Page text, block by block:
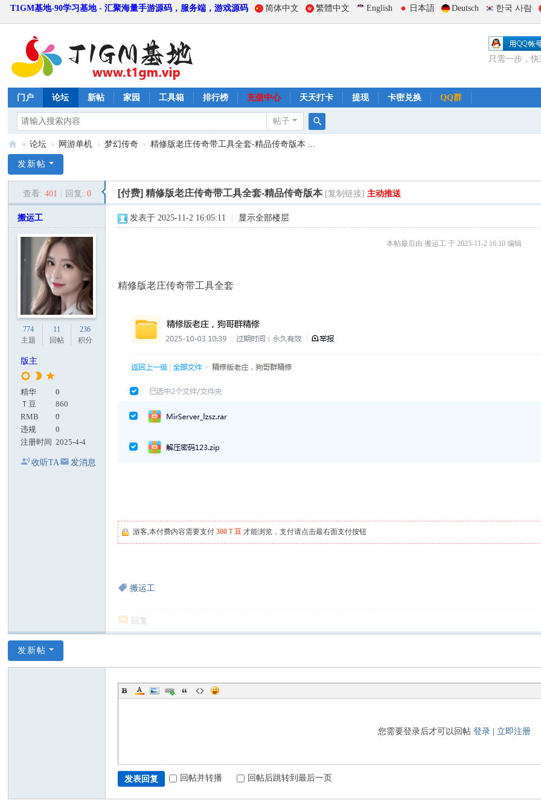
T1GM基地-90学习基地 - 汇聚海量手游源码，服务端，游戏源码 简体中文 繁體中文 English 日本語 Deutsch 한국 사람
只需一步，
门户 论坛 新帖 家园 工具箱 排行榜 充值中心 天天打卡 提现 卡密兑换 QQ群
帖子
1
» 论坛 › 网游单机 › 梦幻传奇 › 精修版老庄传奇带工具全套-精品传奇版本 ...
发新帖
查看: 401 回复: 0 [付费]精修版老庄传奇带工具全套-精品传奇版本 [复制链接] 主动推送
搬运工
774
主题
11
回帖
236
积分
版主
精华
0
Ｔ豆
860
RMB
0
违规
0
注册时间 2025-4-4
收听TA 发消息
发表于 2025-11-2 16:05:11 显示全部楼层
本帖最后由 搬运工 于 2025-11-2 16:10 编辑
精修版老庄传奇带工具全套
游客,本付费内容需要支付300Ｔ豆 才能浏览，支付请点击最右面支付按钮
搬运工
回复
发新帖
您需要登录后才可以回帖 登录| 立即注册
发表回复 回帖并转播 回帖后跳转到最后一页